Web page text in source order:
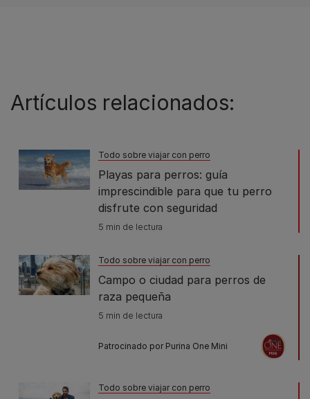
Artículos relacionados:
Todo sobre viajar con perro
Playas para perros: guía
imprescindible para que tu perro
disfrute con seguridad
5 min de lectura
Todo sobre viajar con perro
Campo o ciudad para perros de
raza pequeña
5 min de lectura
Patrocinado por Purina One Mini
Todo sobre viajar con perro